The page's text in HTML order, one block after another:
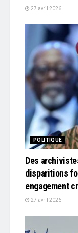
27 avril 2026
POLITIQUE
Des
disparitions
engagement
27 avril 2026